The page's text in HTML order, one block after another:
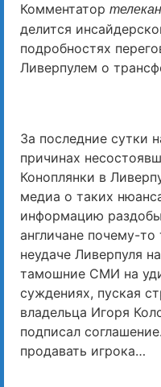
Комментатор
делится
подробностях
Ливерпулем о
За последние сутки
причинах
Коноплянки в
медиа о таких
информацию
англичане почему-
неудаче Ливерпуля
тамошние СМИ на
суждениях, пуская
владельца Игоря
подписал
продавать игрока…